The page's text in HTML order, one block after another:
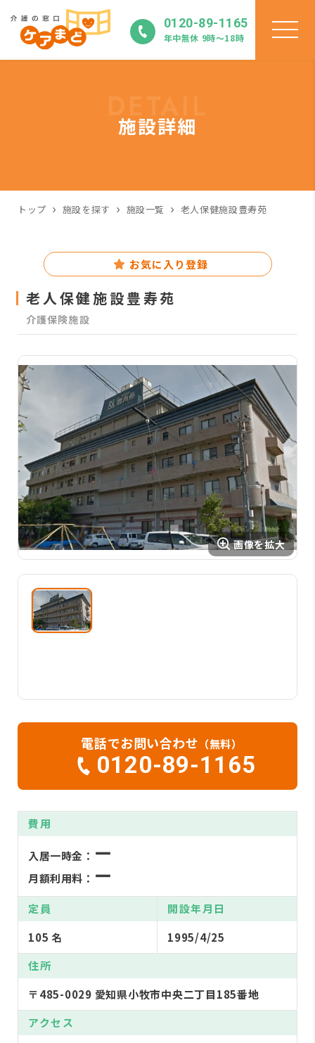
0120-89-1165
年中無休 9時〜18時
施設詳細
トップ 施設を探す 施設一覧 老人保健施設豊寿苑
お気に入り登録
老人保健施設豊寿苑
介護保険施設
電話でお問い合わせ （無料）
0120-89-1165
費用
入居一時金： ー
月額利用料： ー
定員
105 名
開設年月日
1995/4/25
住所
〒485-0029 愛知県小牧市中央二丁目185番地
アクセス